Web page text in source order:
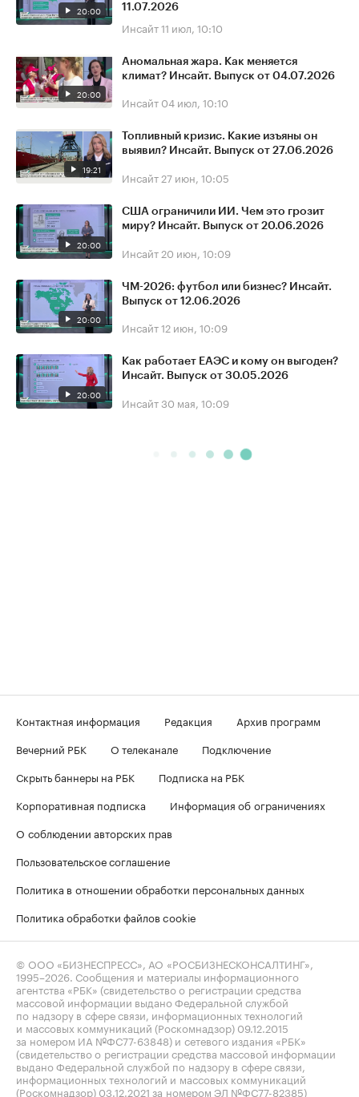
20:00
11.07.2026
Инсайт11 июл, 10:10
20:00
Аномальная жара. Как меняется
климат? Инсайт. Выпуск от 04.07.2026
Инсайт 04 июл, 10:10
19:21
Топливный кризис. Какие изъяны он
выявил? Инсайт. Выпуск от 27.06.2026
Инсайт 27 июн, 10:05
20:00
США ограничили ИИ. Чем это грозит
миру? Инсайт. Выпуск от 20.06.2026
Инсайт 20 июн, 10:09
20:00
ЧМ-2026: футбол или бизнес? Инсайт.
Выпуск от 12.06.2026
Инсайт12 июн, 10:09
20:00
Как работает ЕАЭС и кому он выгоден?
Инсайт. Выпуск от 30.05.2026
Инсайт30 мая, 10:09
Контактная информация Редакция
Архив программ
Вечерний РБК
О телеканале
Подключение
Скрыть баннеры на РБК
Подписка на РБК
Корпоративная подписка
Информация об ограничениях
О соблюдении авторских прав
Пользовательское соглашение
Политика в отношении обработки персональных данных
Политика обработки файлов cookie
© ООО «БИЗНЕСПРЕСС», АО «РОСБИЗНЕСКОНСАЛТИНГ»,
1995–2026. Сообщения и материалы информационного
агентства «РБК» (свидетельство о регистрации средства
массовой информации выдано Федеральной службой
по надзору в сфере связи, информационных технологий
и массовых коммуникаций (Роскомнадзор) 09.12.2015
за номером ИА №ФС77-63848) и сетевого издания «РБК»
(свидетельство о регистрации средства массовой информации
выдано Федеральной службой по надзору в сфере связи,
информационных технологий и массовых коммуникаций
(Роскомнадзор) 03.12.2021 за номером ЭЛ №ФС77-82385)